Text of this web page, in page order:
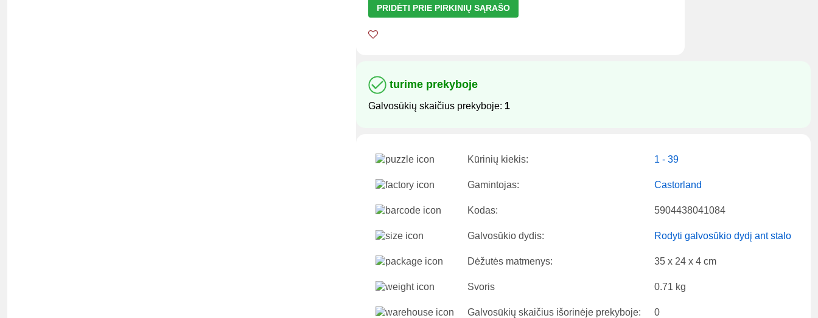
PRIDĖTI PRIE PIRKINIŲ SĄRAŠO
turime prekyboje
Galvosūkių skaičius prekyboje: 1
Kūrinių kiekis: 1 - 39
Gamintojas: Castorland
Kodas: 5904438041084
Galvosūkio dydis: Rodyti galvosūkio dydį ant stalo
Dėžutės matmenys: 35 x 24 x 4 cm
Svoris 0.71 kg
Galvosūkių skaičius išorinėje prekyboje: 0